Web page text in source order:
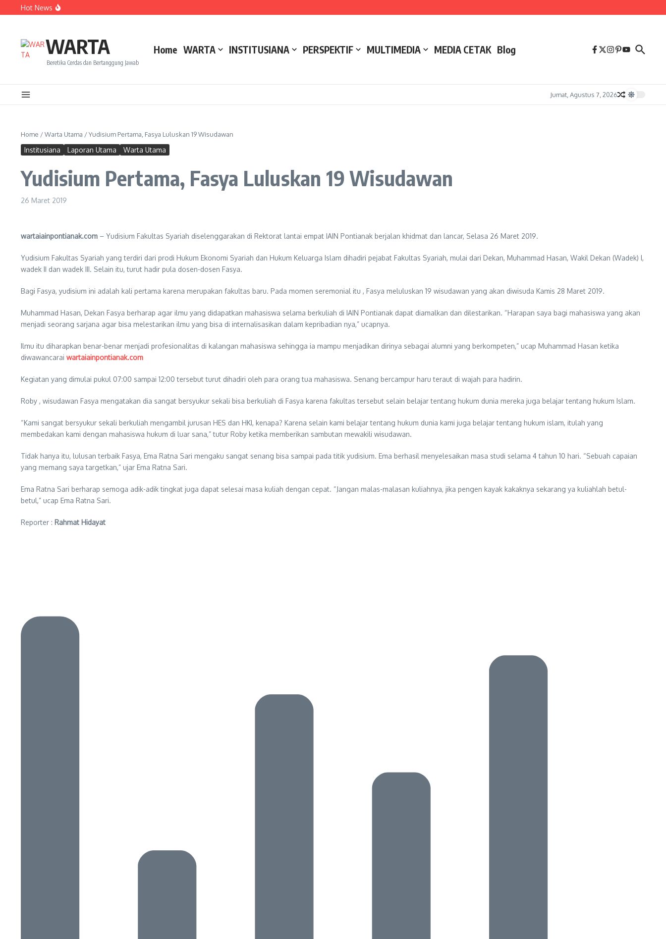
Lewati ke konten
Hot News
Amanah Baru Arskal Salim untuk Kemajuan IAIN Pontianak
WARTA
Beretika Cerdas dan Bertanggung Jawab
Home WARTA INSTITUSIANA PERSPEKTIF MULTIMEDIA MEDIA CETAK Blog
Jumat, Agustus 7, 2026
Home /Warta Utama /Yudisium Pertama, Fasya Luluskan 19 Wisudawan
Institusiana Laporan Utama Warta Utama
Yudisium Pertama, Fasya Luluskan 19 Wisudawan
26 Maret 2019
wartaiainpontianak.com – Yudisium Fakultas Syariah diselenggarakan di Rektorat lantai empat IAIN Pontianak berjalan khidmat dan lancar, Selasa 26 Maret 2019.
Yudisium Fakultas Syariah yang terdiri dari prodi Hukum Ekonomi Syariah dan Hukum Keluarga Islam dihadiri pejabat Fakultas Syariah, mulai dari Dekan, Muhammad Hasan, Wakil Dekan (Wadek) I,
wadek II dan wadek III. Selain itu, turut hadir pula dosen-dosen Fasya.
Bagi Fasya, yudisium ini adalah kali pertama karena merupakan fakultas baru. Pada momen seremonial itu , Fasya meluluskan 19 wisudawan yang akan diwisuda Kamis 28 Maret 2019.
Muhammad Hasan, Dekan Fasya berharap agar ilmu yang didapatkan mahasiswa selama berkuliah di IAIN Pontianak dapat diamalkan dan dilestarikan. “Harapan saya bagi mahasiswa yang akan
menjadi seorang sarjana agar bisa melestarikan ilmu yang bisa di internalisasikan dalam kepribadian nya,” ucapnya.
Ilmu itu diharapkan benar-benar menjadi profesionalitas di kalangan mahasiswa sehingga ia mampu menjadikan dirinya sebagai alumni yang berkompeten,” ucap Muhammad Hasan ketika
diwawancarai wartaiainpontianak.com
Kegiatan yang dimulai pukul 07:00 sampai 12:00 tersebut turut dihadiri oleh para orang tua mahasiswa. Senang bercampur haru teraut di wajah para hadirin.
Roby , wisudawan Fasya mengatakan dia sangat bersyukur sekali bisa berkuliah di Fasya karena fakultas tersebut selain belajar tentang hukum dunia mereka juga belajar tentang hukum Islam.
“Kami sangat bersyukur sekali berkuliah mengambil jurusan HES dan HKI, kenapa? Karena selain kami belajar tentang hukum dunia kami juga belajar tentang hukum islam, itulah yang
membedakan kami dengan mahasiswa hukum di luar sana,” tutur Roby ketika memberikan sambutan mewakili wisudawan.
Tidak hanya itu, lulusan terbaik Fasya, Ema Ratna Sari mengaku sangat senang bisa sampai pada titik yudisium. Ema berhasil menyelesaikan masa studi selama 4 tahun 10 hari. “Sebuah capaian
yang memang saya targetkan,” ujar Ema Ratna Sari.
Ema Ratna Sari berharap semoga adik-adik tingkat juga dapat selesai masa kuliah dengan cepat. “Jangan malas-malasan kuliahnya, jika pengen kayak kakaknya sekarang ya kuliahlah betul-
betul,” ucap Ema Ratna Sari.
Reporter : Rahmat Hidayat